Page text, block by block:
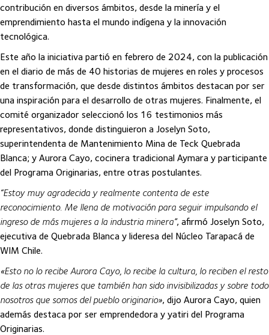
contribución en diversos ámbitos, desde la minería y el
emprendimiento hasta el mundo indígena y la innovación
tecnológica.
Este año la iniciativa partió en febrero de 2024, con la publicación
en el diario de más de 40 historias de mujeres en roles y procesos
de transformación, que desde distintos ámbitos destacan por ser
una inspiración para el desarrollo de otras mujeres. Finalmente, el
comité organizador seleccionó los 16 testimonios más
representativos, donde distinguieron a Joselyn Soto,
superintendenta de Mantenimiento Mina de Teck Quebrada
Blanca; y Aurora Cayo, cocinera tradicional Aymara y participante
del Programa Originarias, entre otras postulantes.
“Estoy muy agradecida y realmente contenta de este
reconocimiento. Me llena de motivación para seguir impulsando el
ingreso de más mujeres a la industria minera”, afirmó Joselyn Soto,
ejecutiva de Quebrada Blanca y lideresa del Núcleo Tarapacá de
WIM Chile.
«Esto no lo recibe Aurora Cayo, lo recibe la cultura, lo reciben el resto
de las otras mujeres que también han sido invisibilizadas y sobre todo
nosotros que somos del pueblo originario», dijo Aurora Cayo, quien
además destaca por ser emprendedora y yatiri del Programa
Originarias.